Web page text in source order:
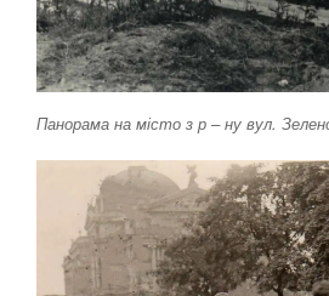
Панорама на місто з р – ну вул.